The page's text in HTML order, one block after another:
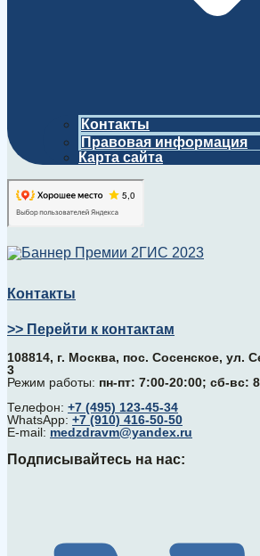
Контакты
Правовая информация
Карта сайта
Контакты
>> Перейти к контактам
108814, г. Москва, поc. Сосенское, ул.
3
Режим работы: пн-пт: 7:00-20:00; сб-вс:
Телефон: +7 (495) 123-45-34
WhatsApp: +7 (910) 416-50-50
E-mail: medzdravm@yandex.ru
Подписывайтесь на нас: